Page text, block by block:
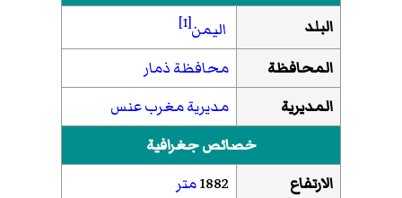
البلد
اليمن[1]
المحافظة
محافظة ذمار
المديرية
مديرية مغرب عنس
خصائص جغرافية
الارتفاع
1882متر